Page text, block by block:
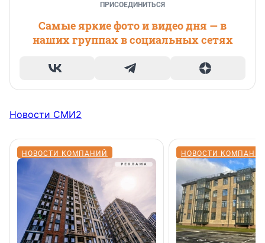
ПРИСОЕДИНИТЬСЯ
Самые яркие фото и видео дня — в
наших группах в социальных сетях
Новости СМИ2
НОВОСТИ КОМПАНИЙ НОВОСТИ